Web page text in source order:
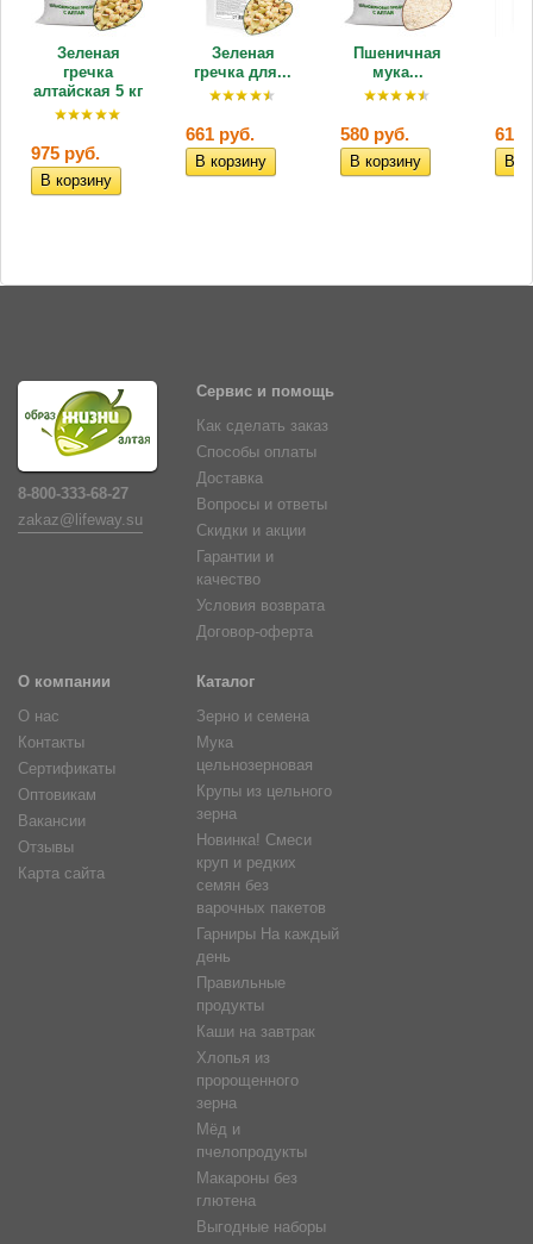
Зеленая
гречка
алтайская 5 кг
975 руб.
Зеленая
гречка для...
661 руб.
Пшеничная
мука...
580 руб. 614
8-800-333-68-27
zakaz@lifeway.su
Сервис и помощь
Как сделать заказ
Способы оплаты
Доставка
Вопросы и ответы
Скидки и акции
Гарантии и
качество
Условия возврата
Договор-оферта
О компании
О нас
Контакты
Сертификаты
Оптовикам
Вакансии
Отзывы
Карта сайта
Каталог
Зерно и семена
Мука
цельнозерновая
Крупы из цельного
зерна
Новинка! Смеси
круп и редких
семян без
варочных пакетов
Гарниры На каждый
день
Правильные
продукты
Каши на завтрак
Хлопья из
пророщенного
зерна
Мёд и
пчелопродукты
Макароны без
глютена
Выгодные наборы